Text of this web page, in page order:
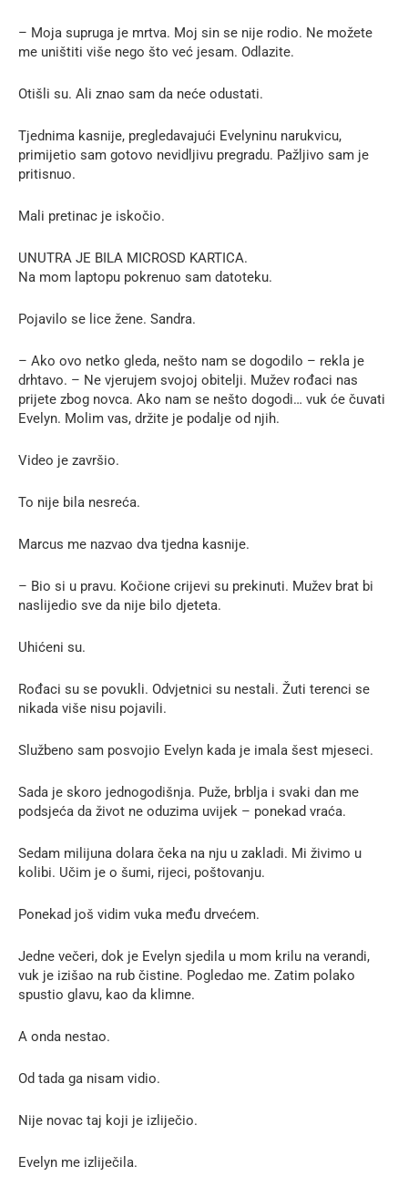
– Moja supruga je mrtva. Moj sin se nije rodio. Ne možete
me uništiti više nego što već jesam. Odlazite.
Otišli su. Ali znao sam da neće odustati.
Tjednima kasnije, pregledavajući Evelyninu narukvicu,
primijetio sam gotovo nevidljivu pregradu. Pažljivo sam je
pritisnuo.
Mali pretinac je iskočio.
UNUTRA JE BILA MICROSD KARTICA.
Na mom laptopu pokrenuo sam datoteku.
Pojavilo se lice žene. Sandra.
– Ako ovo netko gleda, nešto nam se dogodilo – rekla je
drhtavo. – Ne vjerujem svojoj obitelji. Mužev rođaci nas
prijete zbog novca. Ako nam se nešto dogodi… vuk će čuvati
Evelyn. Molim vas, držite je podalje od njih.
Video je završio.
To nije bila nesreća.
Marcus me nazvao dva tjedna kasnije.
– Bio si u pravu. Kočione crijevi su prekinuti. Mužev brat bi
naslijedio sve da nije bilo djeteta.
Uhićeni su.
Rođaci su se povukli. Odvjetnici su nestali. Žuti terenci se
nikada više nisu pojavili.
Službeno sam posvojio Evelyn kada je imala šest mjeseci.
Sada je skoro jednogodišnja. Puže, brblja i svaki dan me
podsjeća da život ne oduzima uvijek – ponekad vraća.
Sedam milijuna dolara čeka na nju u zakladi. Mi živimo u
kolibi. Učim je o šumi, rijeci, poštovanju.
Ponekad još vidim vuka među drvećem.
Jedne večeri, dok je Evelyn sjedila u mom krilu na verandi,
vuk je izišao na rub čistine. Pogledao me. Zatim polako
spustio glavu, kao da klimne.
A onda nestao.
Od tada ga nisam vidio.
Nije novac taj koji je izliječio.
Evelyn me izliječila.